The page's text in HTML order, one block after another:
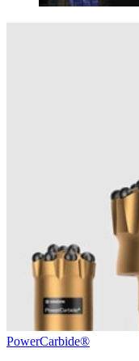
PowerCarbide®